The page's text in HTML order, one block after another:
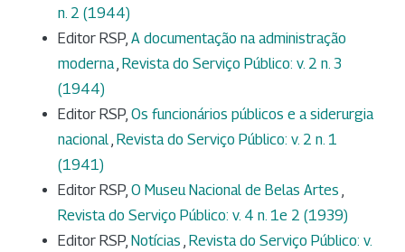
n. 2 (1944)
Editor RSP, A documentação na administração
moderna, Revista do Serviço Público: v. 2 n. 3
(1944)
Editor RSP, Os funcionários públicos e a siderurgia
nacional, Revista do Serviço Público: v. 2 n. 1
(1941)
Editor RSP, O Museu Nacional de Belas Artes ,
Revista do Serviço Público: v. 4 n. 1e 2 (1939)
Editor RSP, Notícias , Revista do Serviço Público: v.